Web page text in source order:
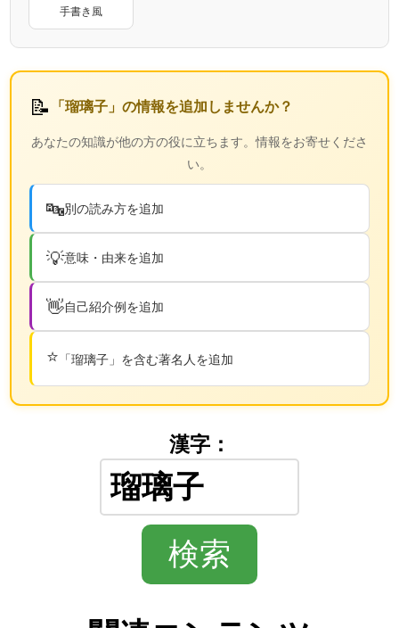
手書き風
📝 「瑠璃子」の情報を追加しませんか？
あなたの知識が他の方の役に立ちます。情報をお寄せくださ
い。
🔤別の読み方を追加
💡意味・由来を追加
👋自己紹介例を追加
⭐ 「瑠璃子」を含む著名人を追加
漢字：